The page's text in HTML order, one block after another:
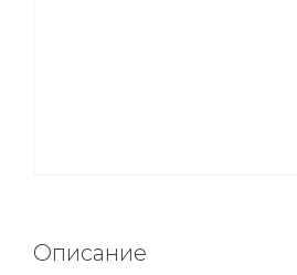
Описание